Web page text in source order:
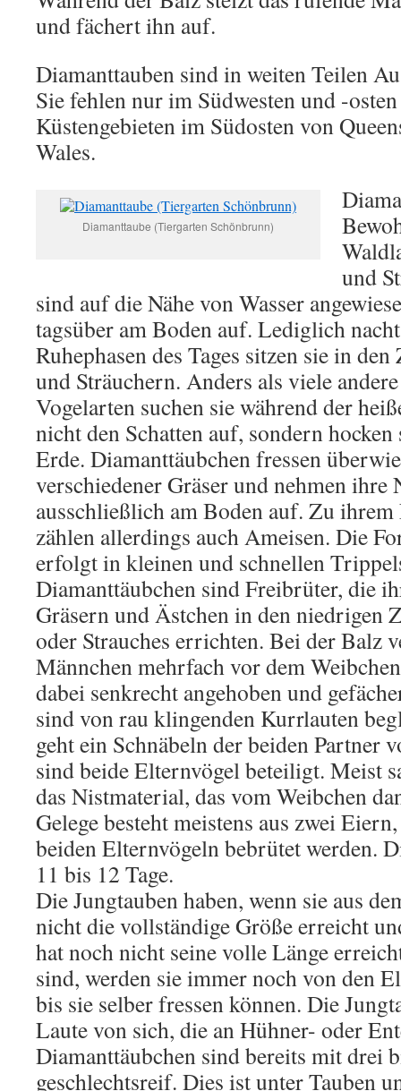
und fächert ihn auf.
Diamanttauben sind in weiten Teilen
Sie fehlen nur im Südwesten und -
Küstengebieten im Südosten von
Wales.
Diamanttaube (Tiergarten Schönbrunn)
und
sind auf die Nähe von Wasser
tagsüber am Boden auf. Lediglich
Ruhephasen des Tages sitzen sie in
und Sträuchern. Anders als viele
Vogelarten suchen sie während der
nicht den Schatten auf, sondern
Erde. Diamanttäubchen fressen
verschiedener Gräser und nehmen ihre
ausschließlich am Boden auf. Zu
zählen allerdings auch Ameisen. Die
erfolgt in kleinen und schnellen
Diamanttäubchen sind Freibrüter, die
Gräsern und Ästchen in den niedrigen
oder Strauches errichten. Bei der Balz
Männchen mehrfach vor dem
dabei senkrecht angehoben und
sind von rau klingenden Kurrlauten
geht ein Schnäbeln der beiden Partner
sind beide Elternvögel beteiligt. Meist
das Nistmaterial, das vom Weibchen
Gelege besteht meistens aus zwei
beiden Elternvögeln bebrütet werden.
11 bis 12 Tage.
Die Jungtauben haben, wenn sie aus
nicht die vollständige Größe erreicht
hat noch nicht seine volle Länge
sind, werden sie immer noch von den
bis sie selber fressen können. Die
Laute von sich, die an Hühner- oder
Diamanttäubchen sind bereits mit drei
geschlechtsreif. Dies ist unter Tauben